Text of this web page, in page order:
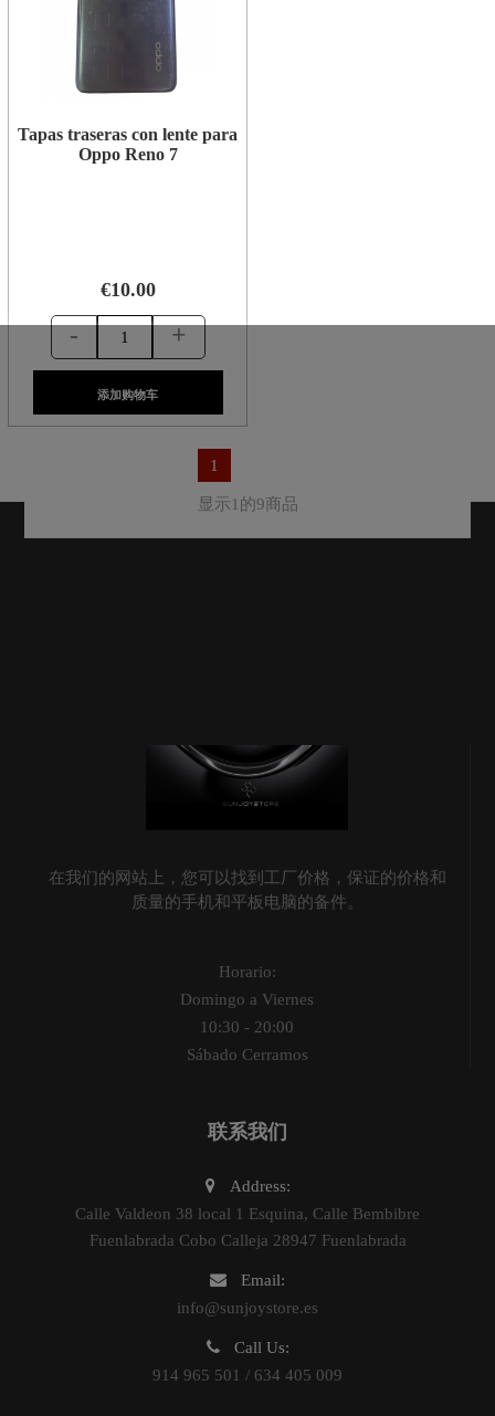
Tapas traseras con lente para
Oppo Reno 7
€10.00
- +
添加购物车
1
显示1的9商品
在我们的网站上，您可以找到工厂价格，保证的价格和
质量的手机和平板电脑的备件。
Horario:
Domingo a Viernes
10:30 - 20:00
Sábado Cerramos
联系我们
Address:
Calle Valdeon 38 local 1 Esquina, Calle Bembibre
Fuenlabrada Cobo Calleja 28947 Fuenlabrada
Email:
info@sunjoystore.es
Call Us:
914 965 501 / 634 405 009